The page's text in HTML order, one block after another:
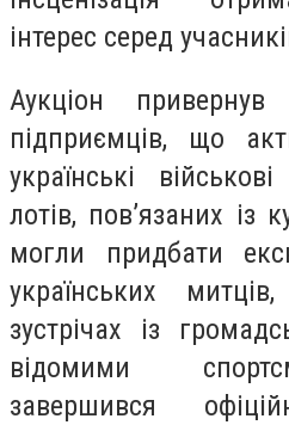
інтерес серед
Аукціон
підприємців, що
українські
лотів, пов’язаних із
могли придбати
українських
зустрічах із
відомими
завершився